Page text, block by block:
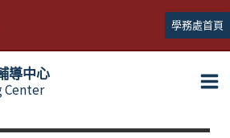
學務處首頁
導中心
Center